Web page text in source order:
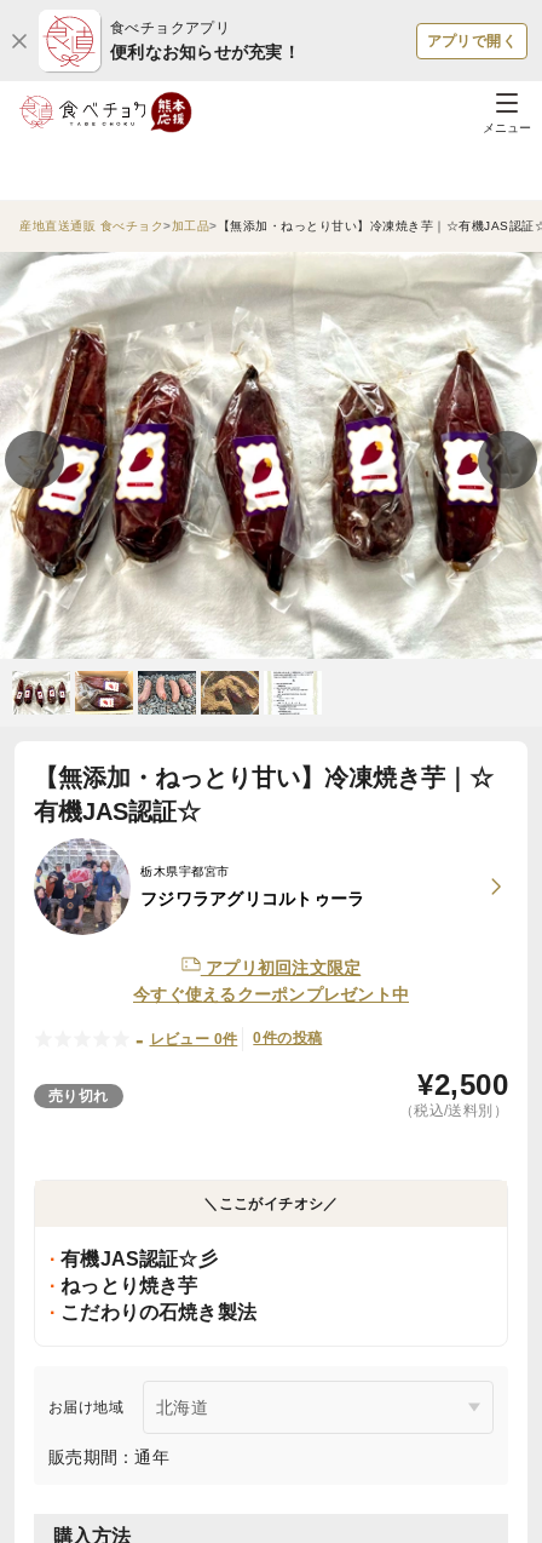
食べチョクアプリ
便利なお知らせが充実！
アプリで開く
メニュー
産地直送通販 食べチョク 加工品 【無添加・ねっとり甘い】冷凍焼き芋｜☆有機JAS認証
【無添加・ねっとり甘い】冷凍焼き芋｜☆
有機JAS認証☆
栃木県宇都宮市
フジワラアグリコルトゥーラ
アプリ初回注文限定
今すぐ使えるクーポンプレゼント中
- レビュー 0件 0件の投稿
売り切れ ¥2,500
（税込/送料別）
＼ここがイチオシ／
有機JAS認証☆彡
ねっとり焼き芋
こだわりの石焼き製法
お届け地域
販売期間：通年
購入方法